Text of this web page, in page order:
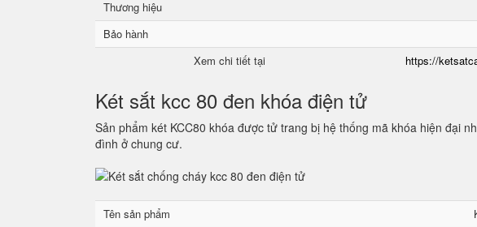
Thương hiệu
Bảo hành
Xem chi tiết tại
https://
Két sắt kcc 80 đen khóa điện tử
Sản phẩm két KCC80 khóa được tử trang bị hệ thống mã khóa hiện đại
đình ở chung cư.
Tên sản phẩm